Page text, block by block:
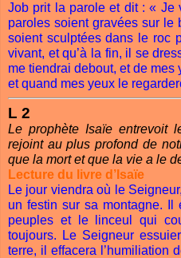
Job prit la parole et dit : « Je
paroles soient gravées sur le
soient sculptées dans le roc
vivant, et qu’à la fin, il se
me tiendrai debout, et de
et quand mes yeux le
L 2
Le prophète Isaïe entrevoit
rejoint au plus profond de
que la mort et que la vie a le
Lecture du livre d’Isaïe
Le jour viendra où le
un festin sur sa montagne.
peuples et le linceul qui
toujours. Le Seigneur
terre, il effacera l’humiliation